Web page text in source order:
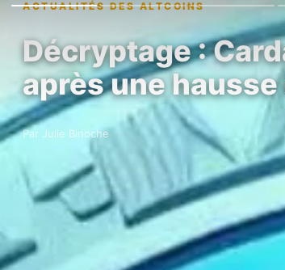
ACTUALITÉS DES ALTCOINS
Décryptage :
après une
Par Julie Binoche